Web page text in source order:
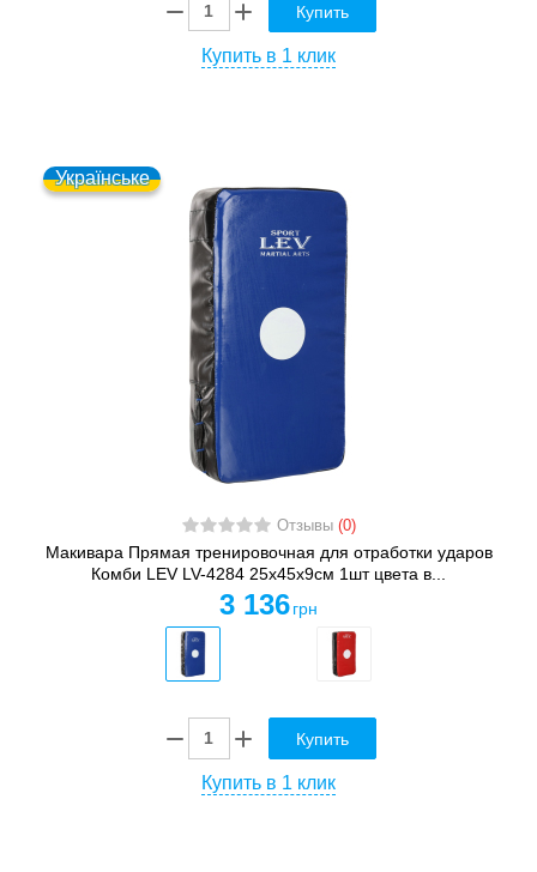
Купить
Купить в 1 клик
Українське
Отзывы (0)
Макивара Прямая тренировочная для отработки ударов
Комби LEV LV-4284 25x45x9см 1шт цвета в...
3 136 грн
Купить
Купить в 1 клик